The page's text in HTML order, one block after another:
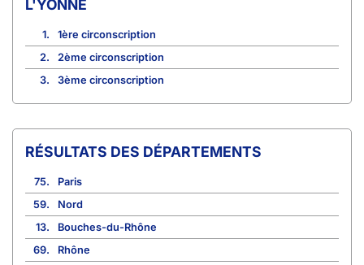
L'YONNE
1.
1ère circonscription
2.
2ème circonscription
3.
3ème circonscription
RÉSULTATS DES DÉPARTEMENTS
75.
Paris
59.
Nord
13.
Bouches-du-Rhône
69.
Rhône